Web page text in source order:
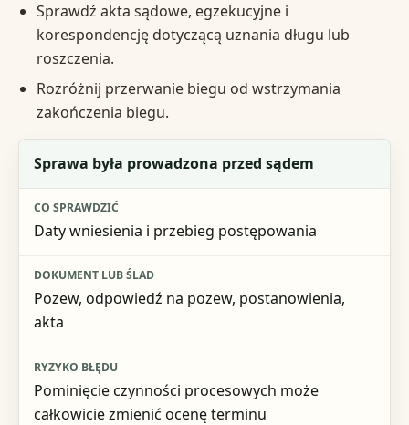
Sprawdź akta sądowe, egzekucyjne i
korespondencję dotyczącą uznania długu lub
roszczenia.
Rozróżnij przerwanie biegu od wstrzymania
zakończenia biegu.
Sytuacja
Co sprawdzić
Dokument lub ślad
Sprawa była prowadzona przed sądem
Daty wniesienia i przebieg postępowania
Pozew, odpowiedź na pozew, postanowienia,
akta
Pominięcie czynności procesowych może
całkowicie zmienić ocenę terminu